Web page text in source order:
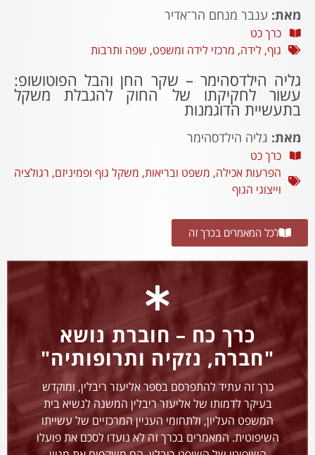
מאת: ענבר מנחם הר־אדיר
כרך כט
גוף, לידה, מרכזי לידה ומשפט, שפה ותרבות
גליה הילדסהימר – שקר החן והבל הפוטושופ:
עשור לחקיקתו של החוק להגבלת משקל
בתעשיית הדוגמנות
מאת: גליה הילדסהימר
כרך כט
הפרעות אכילה, משפט ובריאות, משקל גוף ופמיניזם, רגולציה
וייצוגי הגוף
לכל המאמרים בכרך זה
כרך כח – חוברת נושא
"חברה, נזקיה ותרופותיה"
כרך זה עתיד להתפרסם בספר אליעזר ריבלין, ומוקדש
בעיקר לדמותו של אליעזר ריבלין המשנה לנשיא בית
המשפט העליון, ולתחומי העניין המרכזיים של עשייתו
השיפוטית. המאמרים בכרך זה לא נועדו לסכם את פועלו